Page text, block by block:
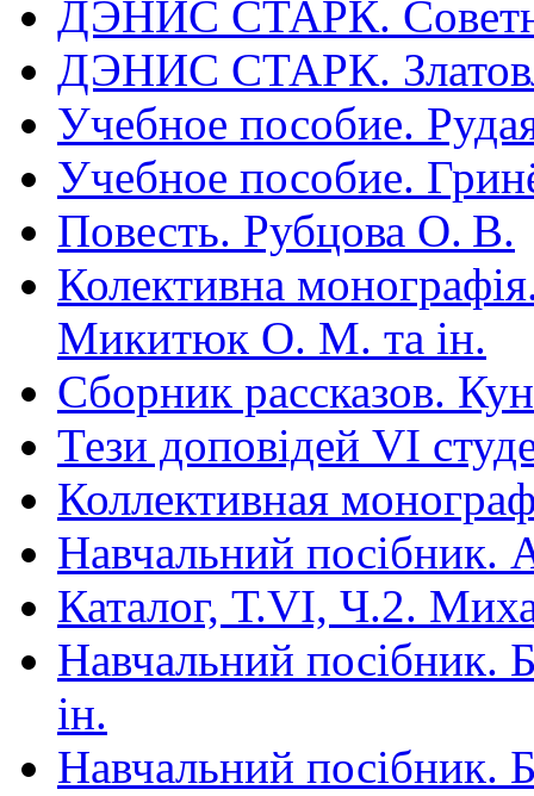
ДЭНИС СТАРК.
ДЭНИС СТАРК.
Учебное пособие.
Учебное пособие.
Повесть. Рубцова О. В.
Колективна
Микитюк О. М. та ін.
Сборник рассказов.
Тези доповідей VІ
Коллективная
Навчальний посібник.
Каталог, Т.VI, Ч.2.
Навчальний посібник.
ін.
Навчальний посібник.